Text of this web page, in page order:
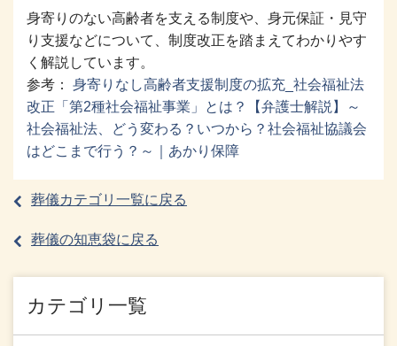
身寄りのない高齢者を支える制度や、身元保証・見守
り支援などについて、制度改正を踏まえてわかりやす
く解説しています。
参考： 身寄りなし高齢者支援制度の拡充_社会福祉法
改正「第2種社会福祉事業」とは？【弁護士解説】～
社会福祉法、どう変わる？いつから？社会福祉協議会
はどこまで行う？～｜あかり保障
葬儀カテゴリ一覧に戻る
葬儀の知恵袋に戻る
カテゴリ一覧